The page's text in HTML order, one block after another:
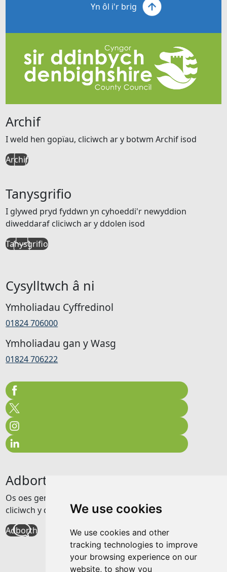
We use cookies
We use cookies and other
tracking technologies to improve
your browsing experience on our
website, to show you
Yn ôl i'r brig
Archif
I weld hen gopïau, cliciwch ar y botwm Archif isod
Archif
Tanysgrifio
I glywed pryd fyddwn yn cyhoeddi'r newyddion
diweddaraf cliciwch ar y ddolen isod
Tanysgrifio
Cysylltwch â ni
Ymholiadau Cyffredinol
01824 706000
Ymholiadau gan y Wasg
01824 706222
Adborth
Os oes gennych unrhyw adborth am y wefan hon
cliciwch y ddolen isod
Adborth